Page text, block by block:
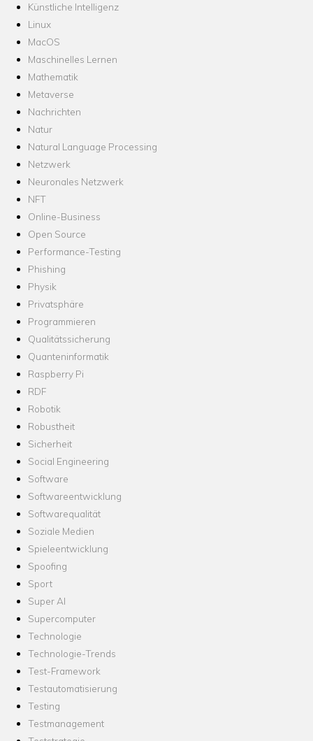
Künstliche Intelligenz
Linux
MacOS
Maschinelles Lernen
Mathematik
Metaverse
Nachrichten
Natur
Natural Language Processing
Netzwerk
Neuronales Netzwerk
NFT
Online-Business
Open Source
Performance-Testing
Phishing
Physik
Privatsphäre
Programmieren
Qualitätssicherung
Quanteninformatik
Raspberry Pi
RDF
Robotik
Robustheit
Sicherheit
Social Engineering
Software
Softwareentwicklung
Softwarequalität
Soziale Medien
Spieleentwicklung
Spoofing
Sport
Super AI
Supercomputer
Technologie
Technologie-Trends
Test-Framework
Testautomatisierung
Testing
Testmanagement